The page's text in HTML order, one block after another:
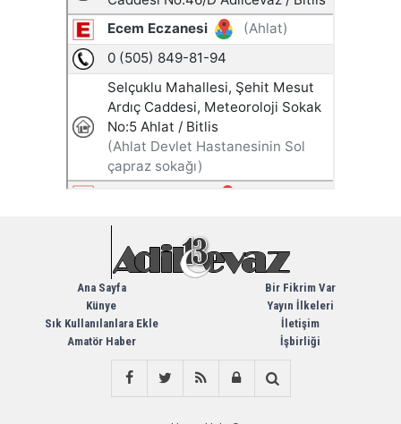
Ana Sayfa
Künye
Sık Kullanılanlara Ekle
Amatör Haber
Bir Fikrim Var
Yayın İlkeleri
İletişim
İşbirliği